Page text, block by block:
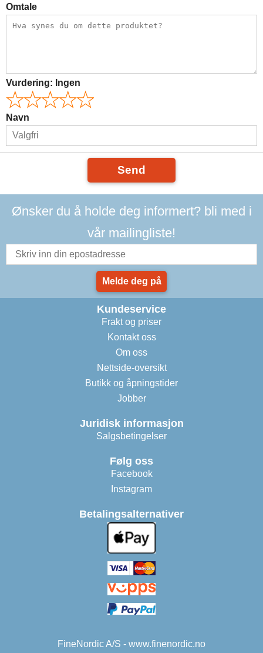
Omtale
Vurdering: Ingen
Navn
Send
Ønsker du å holde deg informert? bli med i
vår mailingliste!
Melde deg på
Kundeservice
Frakt og priser
Kontakt oss
Om oss
Nettside-oversikt
Butikk og åpningstider
Jobber
Juridisk informasjon
Salgsbetingelser
Følg oss
Facebook
Instagram
Betalingsalternativer
FineNordic A/S - www.finenordic.no